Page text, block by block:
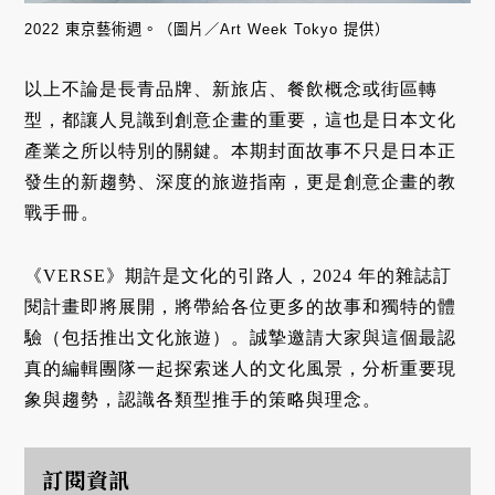
2022 東京藝術週。（圖片／Art Week Tokyo 提供）
以上不論是長青品牌、新旅店、餐飲概念或街區轉
型，都讓人見識到創意企畫的重要，這也是日本文化
產業之所以特別的關鍵。本期封面故事不只是日本正
發生的新趨勢、深度的旅遊指南，更是創意企畫的教
戰手冊。
《VERSE》期許是文化的引路人，2024 年的雜誌訂
閱計畫即將展開，將帶給各位更多的故事和獨特的體
驗（包括推出文化旅遊）。誠摯邀請大家與這個最認
真的編輯團隊一起探索迷人的文化風景，分析重要現
象與趨勢，認識各類型推手的策略與理念。
訂閱資訊